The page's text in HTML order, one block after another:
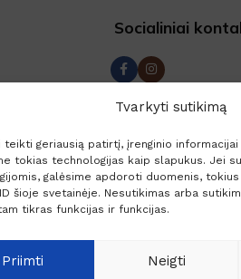
Tvarkyti sutikimą
teikti geriausią patirtį, įrenginio
tokias technologijas kaip slapukus. Jei
galėsime apdoroti duomenis,
šioje svetainėje. Nesutikimas arba
tikras funkcijas ir funkcijas.
Priimti Neigti
Socialiniai